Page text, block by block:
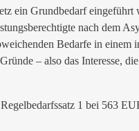
ein Grundbedarf
nach dem
Bedarfe in einem
– also das Interesse,
1 bei 563